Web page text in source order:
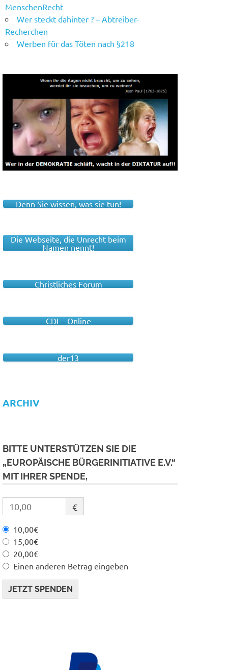
MenschenRecht
Wer steckt dahinter ? – Abtreiber-
Recherchen
Werben für das Töten nach §218
Denn Sie wissen, was sie tun!
Die Webseite, die Unrecht beim
Namen nennt!
Christliches Forum
CDL - Online
der13
ARCHIV
BITTE UNTERSTÜTZEN SIE DIE
„EUROPÄISCHE BÜRGERINITIATIVE E.V.“
MIT IHRER SPENDE,
€
10,00€
15,00€
20,00€
Einen anderen Betrag eingeben
JETZT SPENDEN